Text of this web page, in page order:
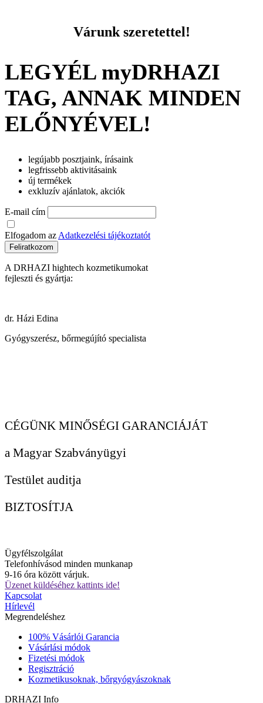
Várunk szeretettel!
LEGYÉL myDRHAZI
TAG, ANNAK MINDEN
ELŐNYÉVEL!
legújabb posztjaink, írásaink
legfrissebb aktivitásaink
új termékek
exkluzív ajánlatok, akciók
E-mail cím
Elfogadom az Adatkezelési tájékoztatót
Feliratkozom
A DRHAZI hightech kozmetikumokat
fejleszti és gyártja:
dr. Házi Edina
Gyógyszerész, bőrmegújító specialista
CÉGÜNK MINŐSÉGI GARANCIÁJÁT
a Magyar Szabványügyi
Testület auditja
BIZTOSÍTJA
Ügyfélszolgálat
Telefonhívásod minden munkanap
9-16 óra között várjuk.
Üzenet küldéséhez kattints ide!
Kapcsolat
Hírlevél
Megrendeléshez
100% Vásárlói Garancia
Vásárlási módok
Fizetési módok
Regisztráció
Kozmetikusoknak, bőrgyógyászoknak
DRHAZI Info